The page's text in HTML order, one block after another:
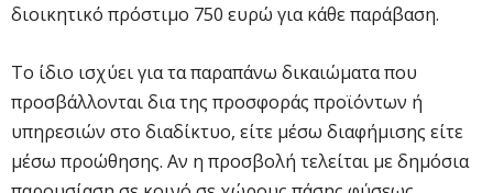
διοικητικό πρόστιμο 750 ευρώ για κάθε παράβαση.
Το ίδιο ισχύει για τα παραπάνω δικαιώματα που
προσβάλλονται δια της προσφοράς προϊόντων ή
υπηρεσιών στο διαδίκτυο, είτε μέσω διαφήμισης είτε
μέσω προώθησης. Αν η προσβολή τελείται με δημόσια